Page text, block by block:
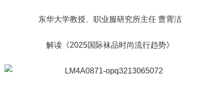
东华大学教授、职业服研究所主任 曹霄洁
解读《2025国际袜品时尚流行趋势》